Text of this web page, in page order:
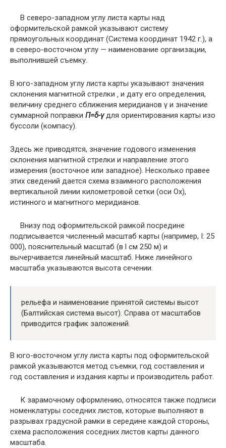
В северо-западном углу листа карты над
оформительской рамкой указывают систему
прямоугольных координат (Система координат 1942 г.), а
в северо-восточном углу — наименование организации,
выполнившей съемку.
В юго-западном углу листа карты указывают значения
склонения магнитной стрелки ‚ и дату его определения,
величину среднего сближения меридианов γ и значение
суммарной поправки П=δ-γдля ориентирования карты изо
буссоли (компасу).
Здесь же приводятся, значение годового изменения
склонения магнитной стрелки и направление этого
измерения (восточное или западное). Несколько правее
этих сведений дается схема взаимного расположения
вертикальной линии километровой сетки (оси Ох),
истинного и магнитного меридианов.
Внизу под оформительской рамкой посредине
подписывается численный масштаб карты (например, I: 25
000), пояснительный масштаб (в l см 250 м) и
вычерчивается линейный масштаб. Ниже линейного
масштаба указываются высота сечении.
рельефа и наименование принятой системы высот
(Балтийская система высот). Справа от масштабов
приводится график заложений.
В юго-восточном углу листа карты под оформительской
рамкой указываются метод съемки, год составления и
год составления и издания карты и производитель работ.
К зарамочному оформлению, относятся также подписи
номенклатуры соседних листов, которые выполняют в
разрывах градусной рамки в середине каждой стороны,
схема расположения соседних листов карты данного
масштаба.